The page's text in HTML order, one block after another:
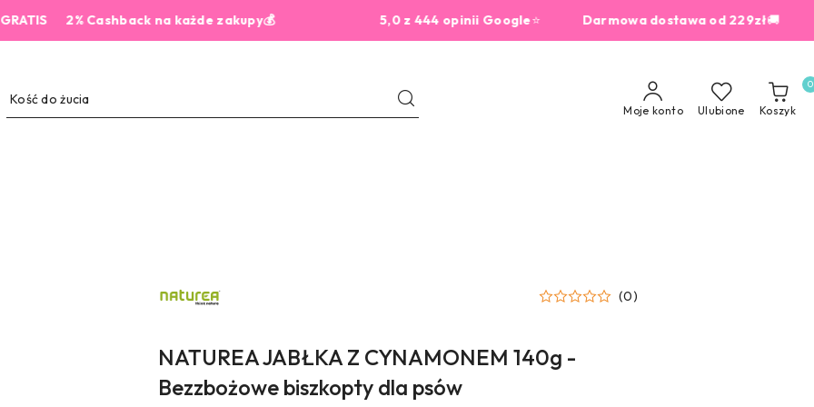
2% Cashback na każde zakupy💰 5,0 z 444 opinii Google⭐ Darmowa dostawa od 229zł 🚚
Moje konto Ulubione Koszyk
0
NATUREA (0)
NATUREA JABŁKA Z CYNAMONEM 140g -
Bezzbożowe biszkopty dla psów